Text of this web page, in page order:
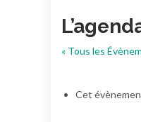
« Tous les
Cet